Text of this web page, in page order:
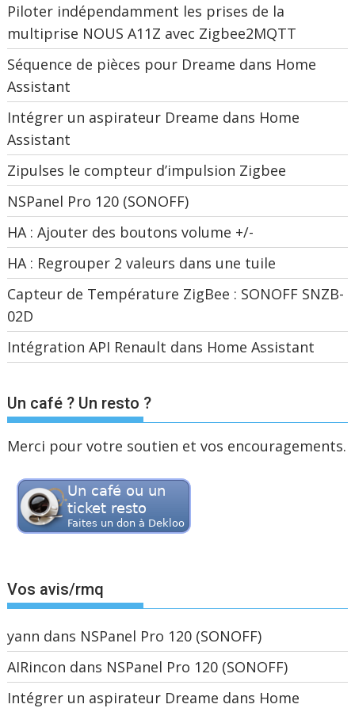
Piloter indépendamment les prises de la
multiprise NOUS A11Z avec Zigbee2MQTT
Séquence de pièces pour Dreame dans Home
Assistant
Intégrer un aspirateur Dreame dans Home
Assistant
Zipulses le compteur d’impulsion Zigbee
NSPanel Pro 120 (SONOFF)
HA : Ajouter des boutons volume +/-
HA : Regrouper 2 valeurs dans une tuile
Capteur de Température ZigBee : SONOFF SNZB-
02D
Intégration API Renault dans Home Assistant
Un café ? Un resto ?
Merci pour votre soutien et vos encouragements.
Vos avis/rmq
yann dans NSPanel Pro 120 (SONOFF)
AIRincon dans NSPanel Pro 120 (SONOFF)
Intégrer un aspirateur Dreame dans Home